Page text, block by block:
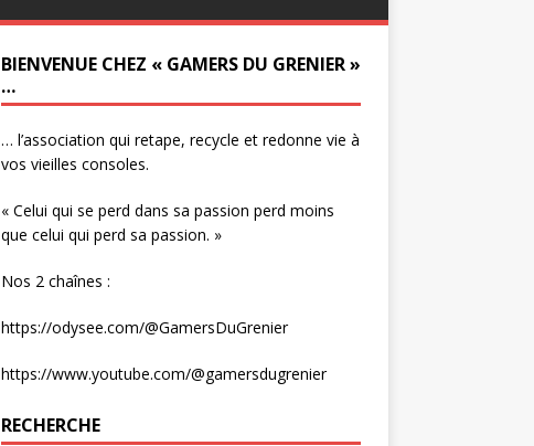
BIENVENUE CHEZ « GAMERS DU GRENIER »
…
… l’association qui retape, recycle et redonne vie à
vos vieilles consoles.
« Celui qui se perd dans sa passion perd moins
que celui qui perd sa passion. »
Nos 2 chaînes :
https://odysee.com/@GamersDuGrenier
https://www.youtube.com/@gamersdugrenier
RECHERCHE